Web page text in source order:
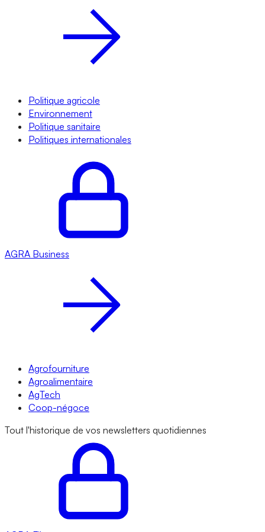
Politique agricole
Environnement
Politique sanitaire
Politiques internationales
AGRA Business
Agrofourniture
Agroalimentaire
AgTech
Coop-négoce
Tout l'historique de vos newsletters quotidiennes